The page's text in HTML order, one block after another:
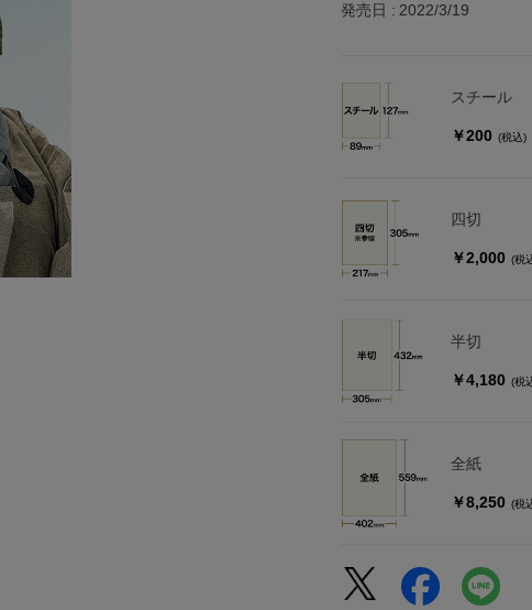
発売日 2022/3/19
スチール
￥200 (税込)
四切
￥2,000 (税
半切
￥4,180 (税
全紙
￥8,250 (税